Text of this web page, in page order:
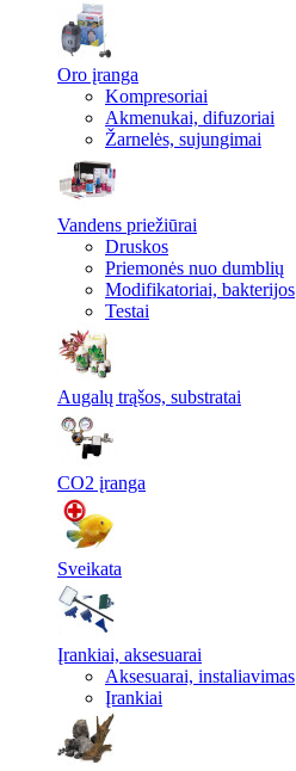
Oro įranga
Kompresoriai
Akmenukai, difuzoriai
Žarnelės, sujungimai
Vandens priežiūrai
Druskos
Priemonės nuo dumblių
Modifikatoriai, bakterijos
Testai
Augalų trąšos, substratai
CO2 įranga
Sveikata
Įrankiai, aksesuarai
Aksesuarai, instaliavimas
Įrankiai